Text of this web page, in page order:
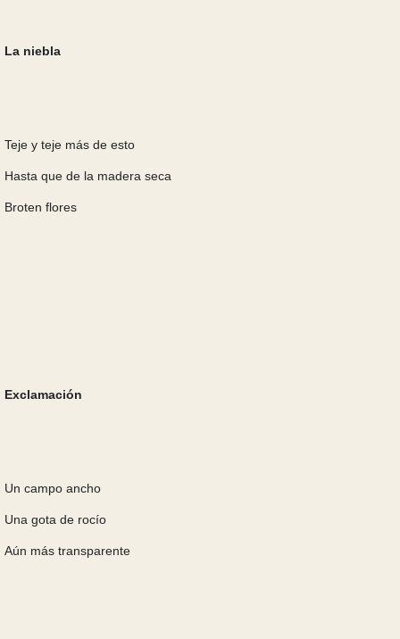
La niebla
Teje y teje más de esto
Hasta que de la madera seca
Broten flores
Exclamación
Un campo ancho
Una gota de rocío
Aún más transparente